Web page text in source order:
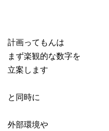
計画ってもんは
まず楽観的な数字を
立案します
と同時に
外部環境や